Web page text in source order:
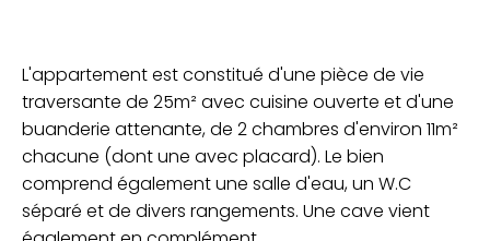
L'appartement est constitué d'une pièce de vie
traversante de 25m² avec cuisine ouverte et d'une
buanderie attenante, de 2 chambres d'environ 11m²
chacune (dont une avec placard). Le bien
comprend également une salle d'eau, un W.C
séparé et de divers rangements. Une cave vient